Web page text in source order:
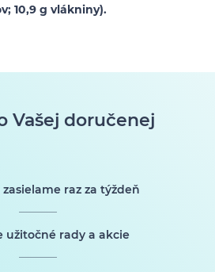
10,9 g vlákniny).
Vašej doručenej
raz za týždeň
užitočné rady a akcie